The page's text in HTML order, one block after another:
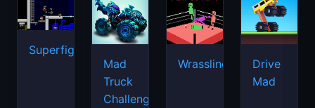
Superfighters
Mad
Truck
Challenge
Wrassling
Drive
Mad